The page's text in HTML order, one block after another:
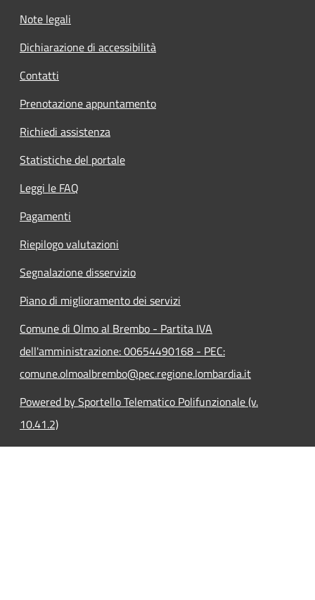
Note legali
Dichiarazione di accessibilità
Contatti
Prenotazione appuntamento
Richiedi assistenza
Statistiche del portale
Leggi le FAQ
Pagamenti
Riepilogo valutazioni
Segnalazione disservizio
Piano di miglioramento dei servizi
Comune di Olmo al Brembo - Partita IVA
dell'amministrazione: 00654490168 - PEC:
comune.olmoalbrembo@pec.regione.lombardia.it
Powered by Sportello Telematico Polifunzionale (v.
10.41.2)